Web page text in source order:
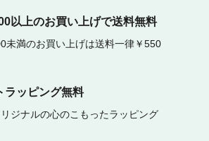
以上のお買い上げで送料無料
未満のお買い上げは送料一律￥550
ラッピング無料
ジナルの心のこもったラッピング